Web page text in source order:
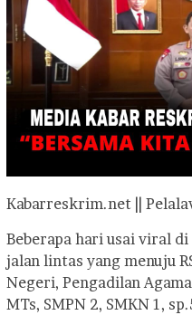
Kabarreskrim.net ||
Beberapa hari usai viral
jalan lintas yang menuju
Negeri, Pengadilan
MTs, SMPN 2, SMKN 1,